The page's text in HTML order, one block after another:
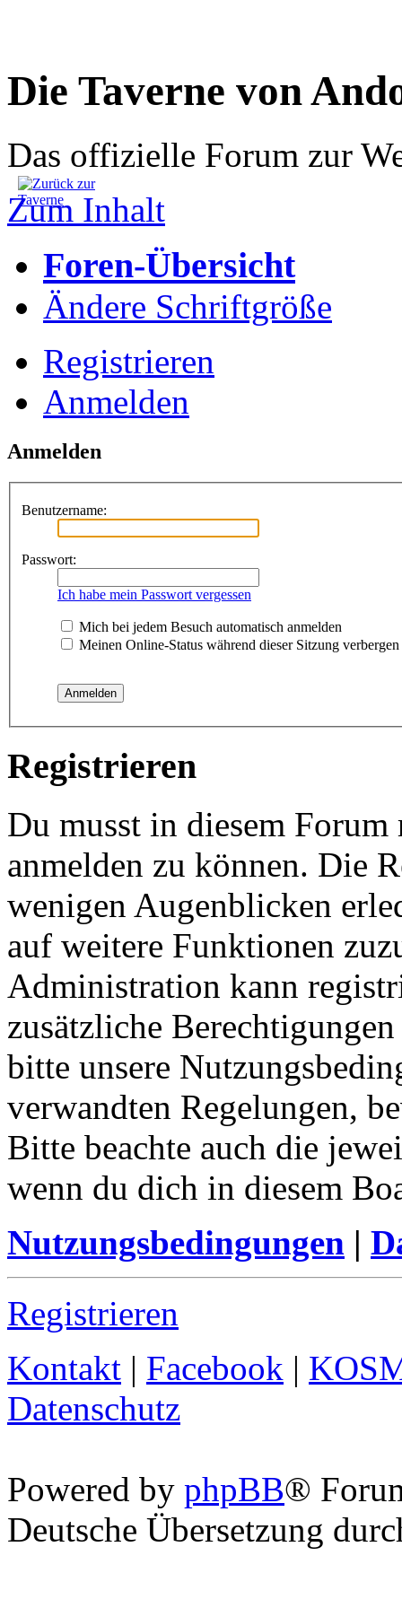
Die Taverne von
Das offizielle Forum zur
Zum Inhalt
Foren-Übersicht
Ändere Schriftgröße
Registrieren
Anmelden
Anmelden
Benutzername:
Passwort:
Ich habe mein Passwort vergessen
Mich bei jedem Besuch automatisch anmelden
Meinen Online-Status während dieser Sitzung verbergen
Registrieren
Du musst in diesem
anmelden zu können. Die
wenigen Augenblicken
auf weitere Funktionen
Administration kann
zusätzliche
bitte unsere
verwandten Regelungen,
Bitte beachte auch die
wenn du dich in diesem
Nutzungsbedingungen |
Registrieren
Kontakt | Facebook |
Datenschutz
Powered by phpBB®
Deutsche Übersetzung